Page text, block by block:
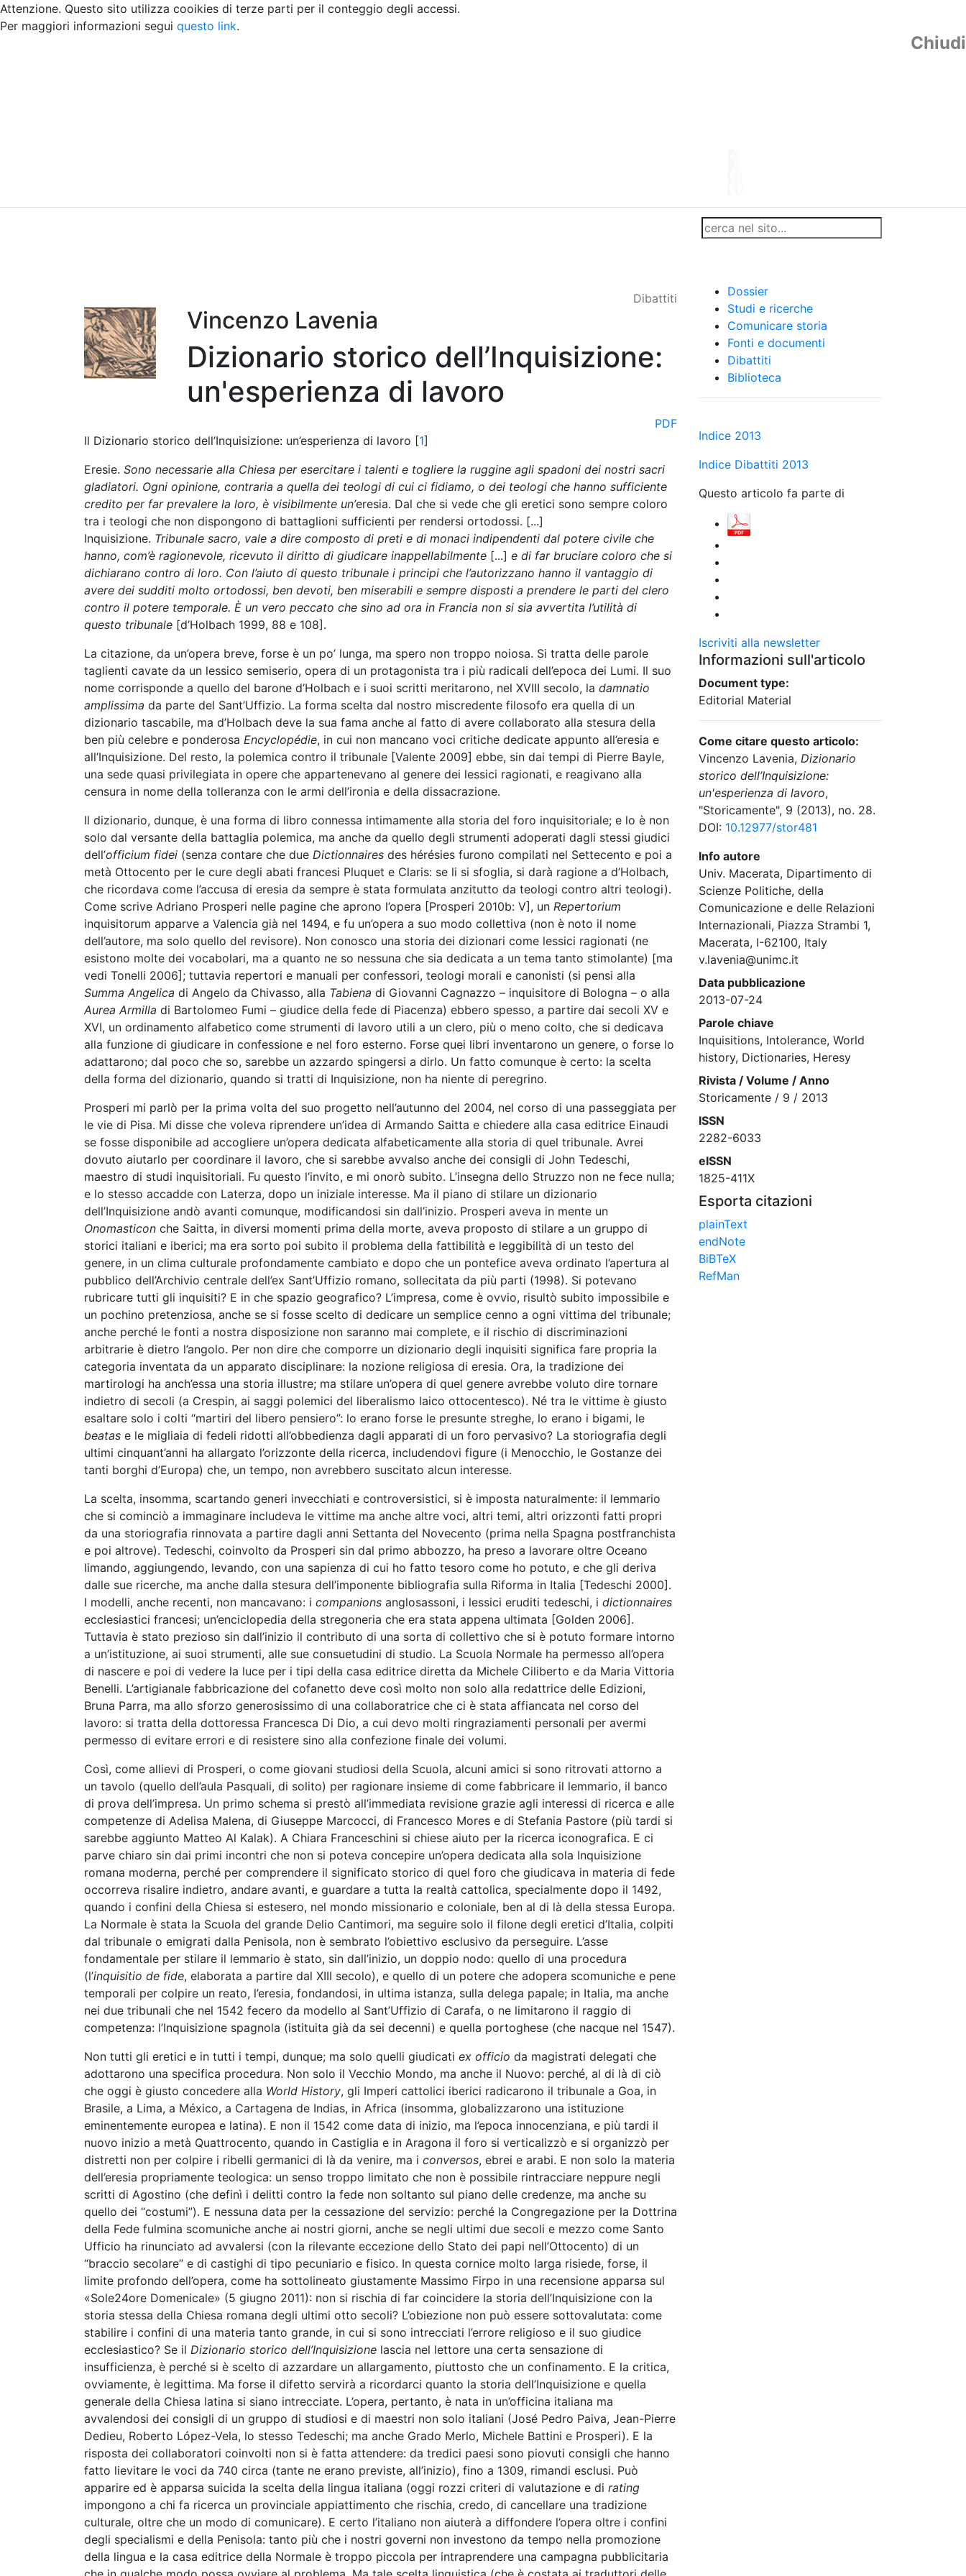
Attenzione. Questo sito utilizza cooikies di terze parti per il conteggio degli accessi.
Per maggiori informazioni segui questo link.
Chiudi
Dibattiti
Vincenzo Lavenia
Dizionario storico dell’Inquisizione:
un'esperienza di lavoro
PDF
Il Dizionario storico dell’Inquisizione: un’esperienza di lavoro [1]
Eresie. Sono necessarie alla Chiesa per esercitare i talenti e togliere la ruggine agli spadoni dei nostri sacri
gladiatori. Ogni opinione, contraria a quella dei teologi di cui ci fidiamo, o dei teologi che hanno sufficiente
credito per far prevalere la loro, è visibilmente un’eresia. Dal che si vede che gli eretici sono sempre coloro
tra i teologi che non dispongono di battaglioni sufficienti per rendersi ortodossi. [...]
Inquisizione. Tribunale sacro, vale a dire composto di preti e di monaci indipendenti dal potere civile che
hanno, com’è ragionevole, ricevuto il diritto di giudicare inappellabilmente [...] e di far bruciare coloro che si
dichiarano contro di loro. Con l’aiuto di questo tribunale i principi che l’autorizzano hanno il vantaggio di
avere dei sudditi molto ortodossi, ben devoti, ben miserabili e sempre disposti a prendere le parti del clero
contro il potere temporale. È un vero peccato che sino ad ora in Francia non si sia avvertita l’utilità di
questo tribunale [d’Holbach 1999, 88 e 108].
La citazione, da un’opera breve, forse è un po’ lunga, ma spero non troppo noiosa. Si tratta delle parole
taglienti cavate da un lessico semiserio, opera di un protagonista tra i più radicali dell’epoca dei Lumi. Il suo
nome corrisponde a quello del barone d’Holbach e i suoi scritti meritarono, nel XVIII secolo, la damnatio
amplissima da parte del Sant’Uffizio. La forma scelta dal nostro miscredente filosofo era quella di un
dizionario tascabile, ma d’Holbach deve la sua fama anche al fatto di avere collaborato alla stesura della
ben più celebre e ponderosa Encyclopédie, in cui non mancano voci critiche dedicate appunto all’eresia e
all’Inquisizione. Del resto, la polemica contro il tribunale [Valente 2009] ebbe, sin dai tempi di Pierre Bayle,
una sede quasi privilegiata in opere che appartenevano al genere dei lessici ragionati, e reagivano alla
censura in nome della tolleranza con le armi dell’ironia e della dissacrazione.
Il dizionario, dunque, è una forma di libro connessa intimamente alla storia del foro inquisitoriale; e lo è non
solo dal versante della battaglia polemica, ma anche da quello degli strumenti adoperati dagli stessi giudici
dell’officium fidei (senza contare che due Dictionnaires des hérésies furono compilati nel Settecento e poi a
metà Ottocento per le cure degli abati francesi Pluquet e Claris: se li si sfoglia, si darà ragione a d’Holbach,
che ricordava come l’accusa di eresia da sempre è stata formulata anzitutto da teologi contro altri teologi).
Come scrive Adriano Prosperi nelle pagine che aprono l’opera [Prosperi 2010b: V], un Repertorium
inquisitorum apparve a Valencia già nel 1494, e fu un’opera a suo modo collettiva (non è noto il nome
dell’autore, ma solo quello del revisore). Non conosco una storia dei dizionari come lessici ragionati (ne
esistono molte dei vocabolari, ma a quanto ne so nessuna che sia dedicata a un tema tanto stimolante) [ma
vedi Tonelli 2006]; tuttavia repertori e manuali per confessori, teologi morali e canonisti (si pensi alla
Summa Angelica di Angelo da Chivasso, alla Tabiena di Giovanni Cagnazzo – inquisitore di Bologna – o alla
Aurea Armilla di Bartolomeo Fumi – giudice della fede di Piacenza) ebbero spesso, a partire dai secoli XV e
XVI, un ordinamento alfabetico come strumenti di lavoro utili a un clero, più o meno colto, che si dedicava
alla funzione di giudicare in confessione e nel foro esterno. Forse quei libri inventarono un genere, o forse lo
adattarono; dal poco che so, sarebbe un azzardo spingersi a dirlo. Un fatto comunque è certo: la scelta
della forma del dizionario, quando si tratti di Inquisizione, non ha niente di peregrino.
Prosperi mi parlò per la prima volta del suo progetto nell’autunno del 2004, nel corso di una passeggiata per
le vie di Pisa. Mi disse che voleva riprendere un’idea di Armando Saitta e chiedere alla casa editrice Einaudi
se fosse disponibile ad accogliere un’opera dedicata alfabeticamente alla storia di quel tribunale. Avrei
dovuto aiutarlo per coordinare il lavoro, che si sarebbe avvalso anche dei consigli di John Tedeschi,
maestro di studi inquisitoriali. Fu questo l’invito, e mi onorò subito. L’insegna dello Struzzo non ne fece nulla;
e lo stesso accadde con Laterza, dopo un iniziale interesse. Ma il piano di stilare un dizionario
dell’Inquisizione andò avanti comunque, modificandosi sin dall’inizio. Prosperi aveva in mente un
Onomasticon che Saitta, in diversi momenti prima della morte, aveva proposto di stilare a un gruppo di
storici italiani e iberici; ma era sorto poi subito il problema della fattibilità e leggibilità di un testo del
genere, in un clima culturale profondamente cambiato e dopo che un pontefice aveva ordinato l’apertura al
pubblico dell’Archivio centrale dell’ex Sant’Uffizio romano, sollecitata da più parti (1998). Si potevano
rubricare tutti gli inquisiti? E in che spazio geografico? L’impresa, come è ovvio, risultò subito impossibile e
un pochino pretenziosa, anche se si fosse scelto di dedicare un semplice cenno a ogni vittima del tribunale;
anche perché le fonti a nostra disposizione non saranno mai complete, e il rischio di discriminazioni
arbitrarie è dietro l’angolo. Per non dire che comporre un dizionario degli inquisiti significa fare propria la
categoria inventata da un apparato disciplinare: la nozione religiosa di eresia. Ora, la tradizione dei
martirologi ha anch’essa una storia illustre; ma stilare un’opera di quel genere avrebbe voluto dire tornare
indietro di secoli (a Crespin, ai saggi polemici del liberalismo laico ottocentesco). Né tra le vittime è giusto
esaltare solo i colti “martiri del libero pensiero”: lo erano forse le presunte streghe, lo erano i bigami, le
beatas e le migliaia di fedeli ridotti all’obbedienza dagli apparati di un foro pervasivo? La storiografia degli
ultimi cinquant’anni ha allargato l’orizzonte della ricerca, includendovi figure (i Menocchio, le Gostanze dei
tanti borghi d’Europa) che, un tempo, non avrebbero suscitato alcun interesse.
La scelta, insomma, scartando generi invecchiati e controversistici, si è imposta naturalmente: il lemmario
che si cominciò a immaginare includeva le vittime ma anche altre voci, altri temi, altri orizzonti fatti propri
da una storiografia rinnovata a partire dagli anni Settanta del Novecento (prima nella Spagna postfranchista
e poi altrove). Tedeschi, coinvolto da Prosperi sin dal primo abbozzo, ha preso a lavorare oltre Oceano
limando, aggiungendo, levando, con una sapienza di cui ho fatto tesoro come ho potuto, e che gli deriva
dalle sue ricerche, ma anche dalla stesura dell’imponente bibliografia sulla Riforma in Italia [Tedeschi 2000].
I modelli, anche recenti, non mancavano: i companions anglosassoni, i lessici eruditi tedeschi, i dictionnaires
ecclesiastici francesi; un’enciclopedia della stregoneria che era stata appena ultimata [Golden 2006].
Tuttavia è stato prezioso sin dall’inizio il contributo di una sorta di collettivo che si è potuto formare intorno
a un’istituzione, ai suoi strumenti, alle sue consuetudini di studio. La Scuola Normale ha permesso all’opera
di nascere e poi di vedere la luce per i tipi della casa editrice diretta da Michele Ciliberto e da Maria Vittoria
Benelli. L’artigianale fabbricazione del cofanetto deve così molto non solo alla redattrice delle Edizioni,
Bruna Parra, ma allo sforzo generosissimo di una collaboratrice che ci è stata affiancata nel corso del
lavoro: si tratta della dottoressa Francesca Di Dio, a cui devo molti ringraziamenti personali per avermi
permesso di evitare errori e di resistere sino alla confezione finale dei volumi.
Così, come allievi di Prosperi, o come giovani studiosi della Scuola, alcuni amici si sono ritrovati attorno a
un tavolo (quello dell’aula Pasquali, di solito) per ragionare insieme di come fabbricare il lemmario, il banco
di prova dell’impresa. Un primo schema si prestò all’immediata revisione grazie agli interessi di ricerca e alle
competenze di Adelisa Malena, di Giuseppe Marcocci, di Francesco Mores e di Stefania Pastore (più tardi si
sarebbe aggiunto Matteo Al Kalak). A Chiara Franceschini si chiese aiuto per la ricerca iconografica. E ci
parve chiaro sin dai primi incontri che non si poteva concepire un’opera dedicata alla sola Inquisizione
romana moderna, perché per comprendere il significato storico di quel foro che giudicava in materia di fede
occorreva risalire indietro, andare avanti, e guardare a tutta la realtà cattolica, specialmente dopo il 1492,
quando i confini della Chiesa si estesero, nel mondo missionario e coloniale, ben al di là della stessa Europa.
La Normale è stata la Scuola del grande Delio Cantimori, ma seguire solo il filone degli eretici d’Italia, colpiti
dal tribunale o emigrati dalla Penisola, non è sembrato l’obiettivo esclusivo da perseguire. L’asse
fondamentale per stilare il lemmario è stato, sin dall’inizio, un doppio nodo: quello di una procedura
(l’inquisitio de fide, elaborata a partire dal XIII secolo), e quello di un potere che adopera scomuniche e pene
temporali per colpire un reato, l’eresia, fondandosi, in ultima istanza, sulla delega papale; in Italia, ma anche
nei due tribunali che nel 1542 fecero da modello al Sant’Uffizio di Carafa, o ne limitarono il raggio di
competenza: l’Inquisizione spagnola (istituita già da sei decenni) e quella portoghese (che nacque nel 1547).
Non tutti gli eretici e in tutti i tempi, dunque; ma solo quelli giudicati ex officio da magistrati delegati che
adottarono una specifica procedura. Non solo il Vecchio Mondo, ma anche il Nuovo: perché, al di là di ciò
che oggi è giusto concedere alla World History, gli Imperi cattolici iberici radicarono il tribunale a Goa, in
Brasile, a Lima, a México, a Cartagena de Indias, in Africa (insomma, globalizzarono una istituzione
eminentemente europea e latina). E non il 1542 come data di inizio, ma l’epoca innocenziana, e più tardi il
nuovo inizio a metà Quattrocento, quando in Castiglia e in Aragona il foro si verticalizzò e si organizzò per
distretti non per colpire i ribelli germanici di là da venire, ma i conversos, ebrei e arabi. E non solo la materia
dell’eresia propriamente teologica: un senso troppo limitato che non è possibile rintracciare neppure negli
scritti di Agostino (che definì i delitti contro la fede non soltanto sul piano delle credenze, ma anche su
quello dei “costumi”). E nessuna data per la cessazione del servizio: perché la Congregazione per la Dottrina
della Fede fulmina scomuniche anche ai nostri giorni, anche se negli ultimi due secoli e mezzo come Santo
Ufficio ha rinunciato ad avvalersi (con la rilevante eccezione dello Stato dei papi nell’Ottocento) di un
“braccio secolare” e di castighi di tipo pecuniario e fisico. In questa cornice molto larga risiede, forse, il
limite profondo dell’opera, come ha sottolineato giustamente Massimo Firpo in una recensione apparsa sul
«Sole24ore Domenicale» (5 giugno 2011): non si rischia di far coincidere la storia dell’Inquisizione con la
storia stessa della Chiesa romana degli ultimi otto secoli? L’obiezione non può essere sottovalutata: come
stabilire i confini di una materia tanto grande, in cui si sono intrecciati l’errore religioso e il suo giudice
ecclesiastico? Se il Dizionario storico dell’Inquisizione lascia nel lettore una certa sensazione di
insufficienza, è perché si è scelto di azzardare un allargamento, piuttosto che un confinamento. E la critica,
ovviamente, è legittima. Ma forse il difetto servirà a ricordarci quanto la storia dell’Inquisizione e quella
generale della Chiesa latina si siano intrecciate. L’opera, pertanto, è nata in un’officina italiana ma
avvalendosi dei consigli di un gruppo di studiosi e di maestri non solo italiani (José Pedro Paiva, Jean-Pierre
Dedieu, Roberto López-Vela, lo stesso Tedeschi; ma anche Grado Merlo, Michele Battini e Prosperi). E la
risposta dei collaboratori coinvolti non si è fatta attendere: da tredici paesi sono piovuti consigli che hanno
fatto lievitare le voci da 740 circa (tante ne erano previste, all’inizio), fino a 1309, rimandi esclusi. Può
apparire ed è apparsa suicida la scelta della lingua italiana (oggi rozzi criteri di valutazione e di rating
impongono a chi fa ricerca un provinciale appiattimento che rischia, credo, di cancellare una tradizione
culturale, oltre che un modo di comunicare). E certo l’italiano non aiuterà a diffondere l’opera oltre i confini
degli specialismi e della Penisola: tanto più che i nostri governi non investono da tempo nella promozione
della lingua e la casa editrice della Normale è troppo piccola per intraprendere una campagna pubblicitaria
Dossier
Studi e ricerche
Comunicare storia
Fonti e documenti
Dibattiti
Biblioteca
Indice 2013
Indice Dibattiti 2013
Questo articolo fa parte di
Iscriviti alla newsletter
Informazioni sull'articolo
Document type:
Editorial Material
Come citare questo articolo:
Vincenzo Lavenia, Dizionario
storico dell’Inquisizione:
un'esperienza di lavoro,
"Storicamente", 9 (2013), no. 28.
DOI: 10.12977/stor481
Info autore
Univ. Macerata, Dipartimento di
Scienze Politiche, della
Comunicazione e delle Relazioni
Internazionali, Piazza Strambi 1,
Macerata, I-62100, Italy
v.lavenia@unimc.it
Data pubblicazione
2013-07-24
Parole chiave
Inquisitions, Intolerance, World
history, Dictionaries, Heresy
Rivista / Volume / Anno
Storicamente / 9 / 2013
ISSN
2282-6033
eISSN
1825-411X
Esporta citazioni
plainText
endNote
BiBTeX
RefMan